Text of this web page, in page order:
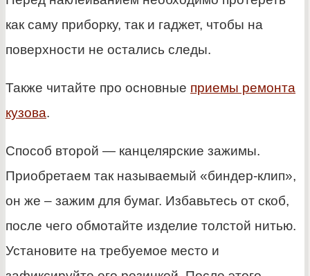
как саму приборку, так и гаджет, чтобы на
поверхности не остались следы.
Также читайте про основные приемы ремонта
кузова.
Способ второй — канцелярские зажимы.
Приобретаем так называемый «биндер-клип»,
он же – зажим для бумаг. Избавьтесь от скоб,
после чего обмотайте изделие толстой нитью.
Установите на требуемое место и